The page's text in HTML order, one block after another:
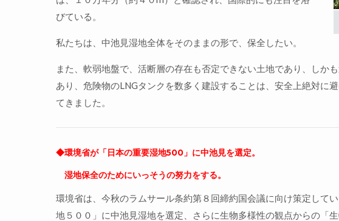
びている。
私たちは、中池見湿地全体をそのままの形で、保全したい。
また、軟弱地盤で、活断層の存在も否定できない土地であり、しか
あり、危険物のLNGタンクを数多く建設することは、安全上絶対に
てきました。
◆環境省が「日本の重要湿地500」に中池見を選定。
湿地保全のためにいっそうの努力をする。
環境省は、今秋のラムサール条約第８回締約国会議に向け策定して
地５００」に中池見湿地を選定、さらに生物多様性の観点からの「